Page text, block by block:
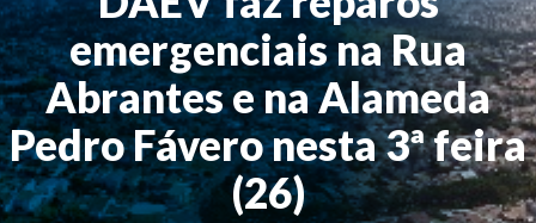
emergenciais na Rua
Abrantes e na Alameda
Pedro Fávero nesta 3ª feira
(26)